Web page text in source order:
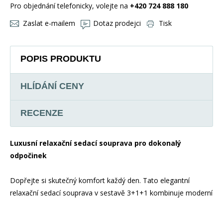
Pro objednání telefonicky, volejte na +420 724 888 180
Zaslat e-mailem
Dotaz prodejci Tisk
POPIS PRODUKTU
HLÍDÁNÍ CENY
RECENZE
Luxusní relaxační sedací souprava pro dokonalý
odpočinek
Dopřejte si skutečný komfort každý den. Tato elegantní
relaxační sedací souprava v sestavě 3+1+1 kombinuje moderní